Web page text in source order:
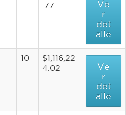
.77
Ve
r
det
alle
10
$1,116,22
4.02
Ve
r
det
alle